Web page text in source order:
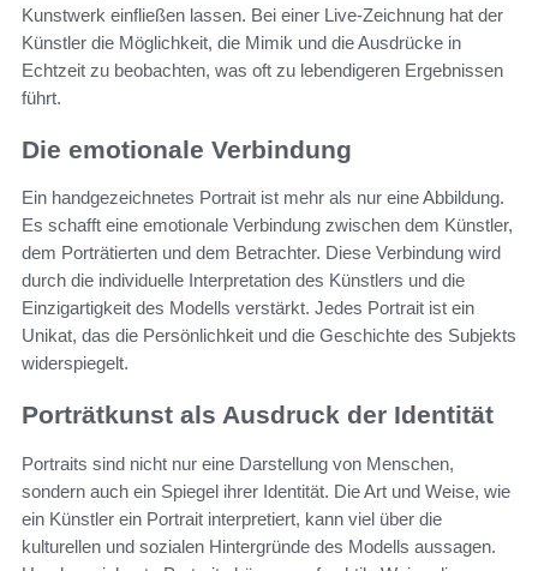
Kunstwerk einfließen lassen. Bei einer Live-Zeichnung hat der
Künstler die Möglichkeit, die Mimik und die Ausdrücke in
Echtzeit zu beobachten, was oft zu lebendigeren Ergebnissen
führt.
Die emotionale Verbindung
Ein handgezeichnetes Portrait ist mehr als nur eine Abbildung.
Es schafft eine emotionale Verbindung zwischen dem Künstler,
dem Porträtierten und dem Betrachter. Diese Verbindung wird
durch die individuelle Interpretation des Künstlers und die
Einzigartigkeit des Modells verstärkt. Jedes Portrait ist ein
Unikat, das die Persönlichkeit und die Geschichte des Subjekts
widerspiegelt.
Porträtkunst als Ausdruck der Identität
Portraits sind nicht nur eine Darstellung von Menschen,
sondern auch ein Spiegel ihrer Identität. Die Art und Weise, wie
ein Künstler ein Portrait interpretiert, kann viel über die
kulturellen und sozialen Hintergründe des Modells aussagen.